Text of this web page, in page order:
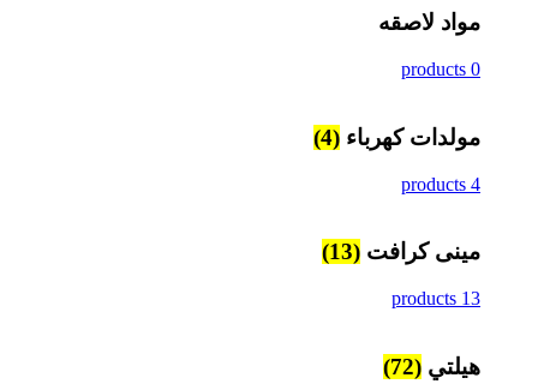
مواد لاصقه
0 products
مولدات كهرباء (4)
4 products
مينى كرافت (13)
13 products
هيلتي (72)